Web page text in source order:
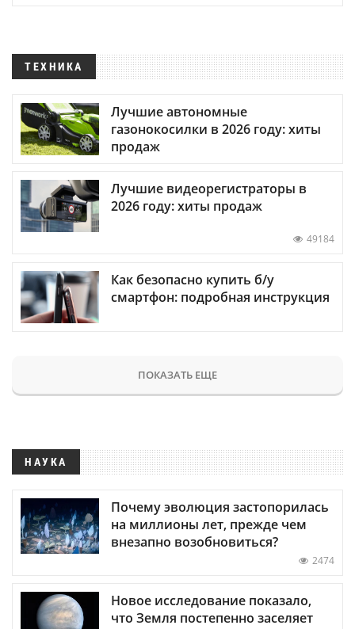
ТЕХНИКА
Лучшие автономные
газонокосилки в 2026 году: хиты
продаж
Лучшие видеорегистраторы в
2026 году: хиты продаж
49184
Как безопасно купить б/у
смартфон: подробная инструкция
ПОКАЗАТЬ ЕЩЕ
НАУКА
Почему эволюция застопорилась
на миллионы лет, прежде чем
внезапно возобновиться?
2474
Новое исследование показало,
что Земля постепенно заселяет